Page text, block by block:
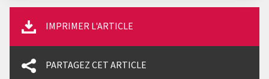
IMPRIMER L'ARTICLE
PARTAGEZ CET ARTICLE